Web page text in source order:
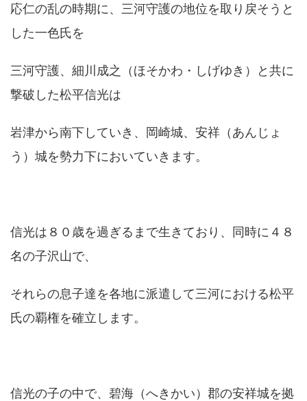
応仁の乱の時期に、三河守護の地位を取り戻そうと
した一色氏を
三河守護、細川成之（ほそかわ・しげゆき）と共に
撃破した松平信光は
岩津から南下していき、岡崎城、安祥（あんじょ
う）城を勢力下においていきます。
信光は８０歳を過ぎるまで生きており、同時に４８
名の子沢山で、
それらの息子達を各地に派遣して三河における松平
氏の覇権を確立します。
信光の子の中で、碧海（へきかい）郡の安祥城を拠